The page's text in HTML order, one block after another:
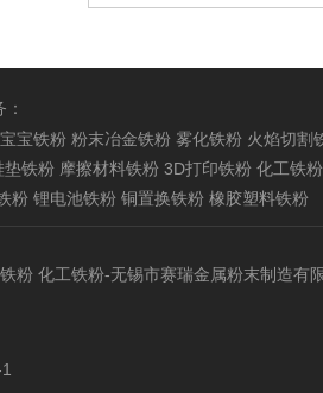
宝铁粉 粉末冶金铁粉 雾化铁粉 火焰切割
垫铁粉 摩擦材料铁粉 3D打印铁粉 化工铁粉
粉 锂电池铁粉 铜置换铁粉 橡胶塑料铁粉
粉 化工铁粉-无锡市赛瑞金属粉末制造有